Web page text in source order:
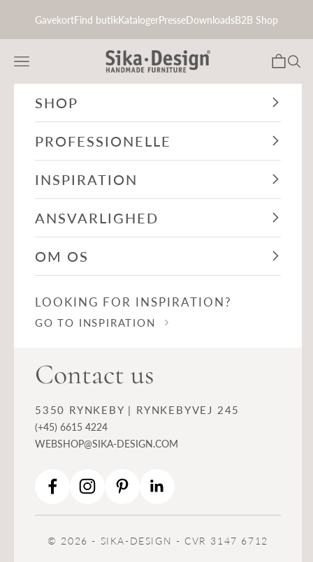
GavekortFind butikKatalogerPresseDownloadsB2B Shop
Sika-Design.dk
Menu Søg
SHOP
PROFESSIONELLE
INSPIRATION
ANSVARLIGHED
OM OS
LOOKING FOR INSPIRATION?
GO TO INSPIRATION
Contact us
5350 RYNKEBY | RYNKEBYVEJ 245
(+45) 6615 4224
WEBSHOP@SIKA-DESIGN.COM
© 2026 - SIKA-DESIGN - CVR 3147 6712